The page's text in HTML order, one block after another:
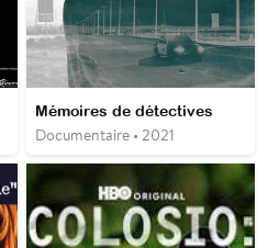
Mémoires de détectives
Documentaire • 2021